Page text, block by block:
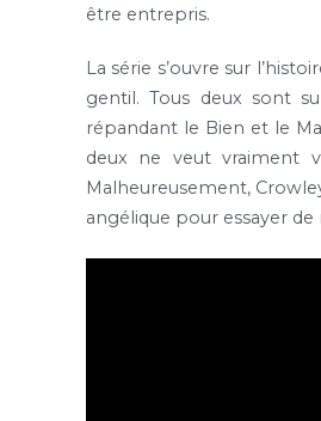
être entrepris.
La série s’ouvre sur
gentil. Tous deux sont
répandant le Bien et le
deux ne veut vraiment
Malheureusement,
angélique pour essayer